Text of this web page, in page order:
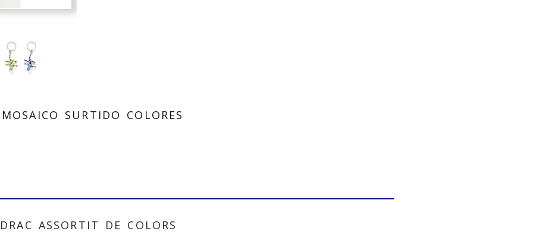
SURTIDO COLORES
ASSORTIT DE COLORS